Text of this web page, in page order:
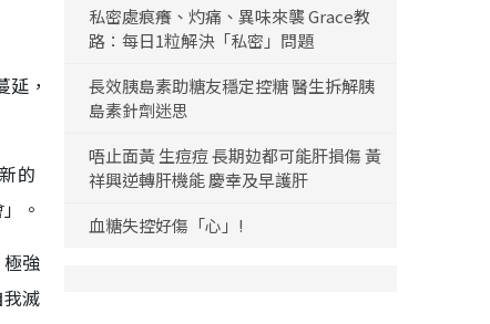
，
的
。
強
滅
私密處痕癢、灼痛、異味來襲 Grace教
路：每日1粒解決「私密」問題
長效胰島素助糖友穩定控糖 醫生拆解胰
島素針劑迷思
唔止面黃 生痘痘 長期攰都可能肝損傷 黃
祥興逆轉肝機能 慶幸及早護肝
血糖失控好傷「心」!